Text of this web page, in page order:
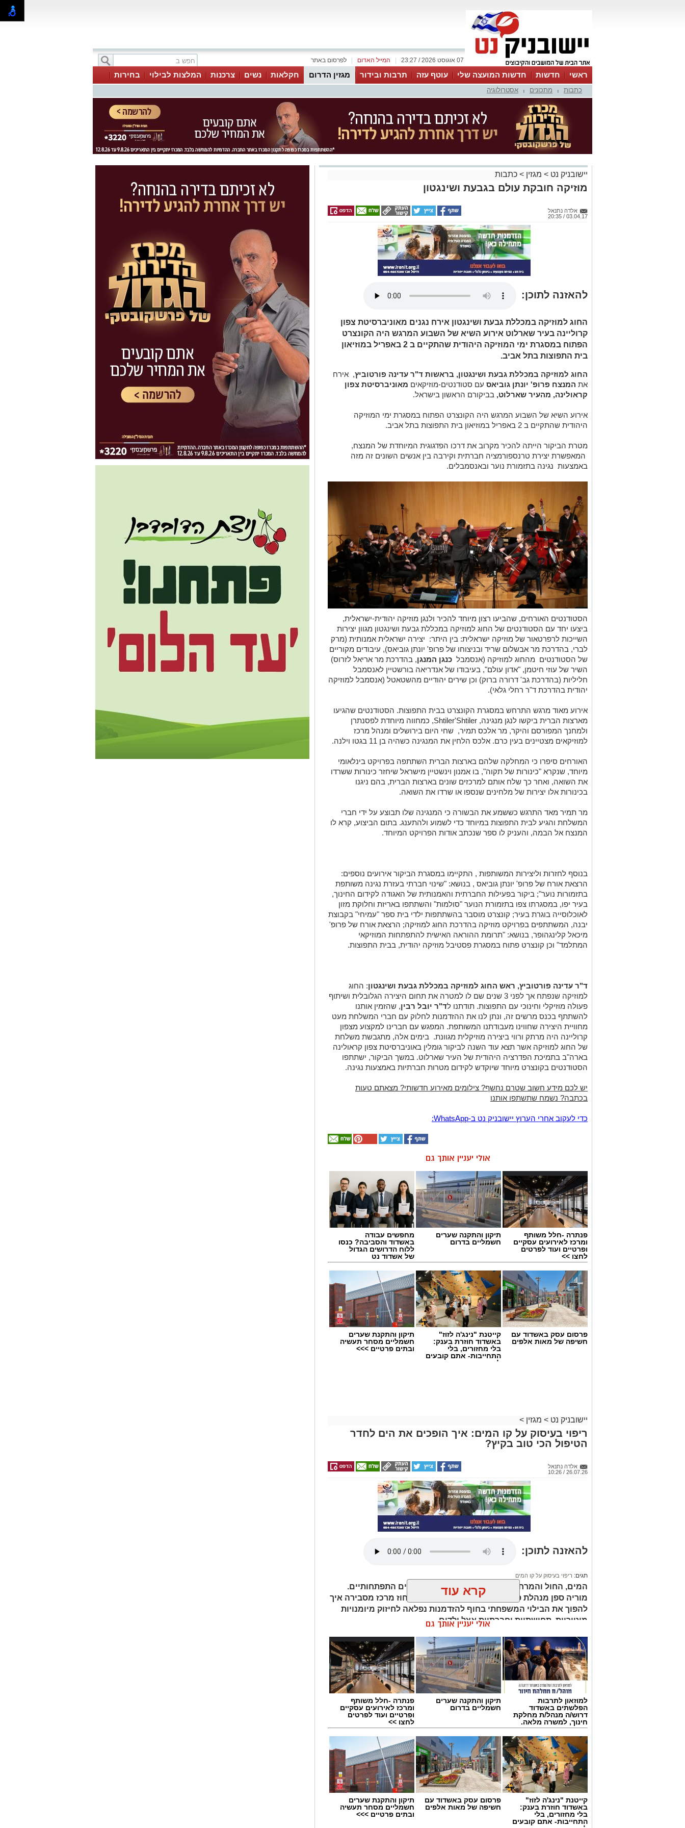
לפרסום באתר המייל האדום 07 אוגוסט 2026 / 23:27
ראשי חדשות חדשות המועצה שלי עוטף עזה תרבות ובידור מגזין הדרום חקלאות נשים צרכנות המלצות לבילוי
בחירות
אינדקס עסקים
לוח טיפים והמלצות כתבות מתכונים אסטרולוגיה
יישובניק נט > מגזין > כתבות
מוזיקה חובקת עולם בגבעת ושינגטון
אלדה נתנאל
03.04.17 / 20:35
להאזנה לתוכן:
החוג למוזיקה במכללת גבעת ושינגטון אירח נגנים מאוניברסיטת צפון
קרוליינה בעיר שארלוט אירוע השיא של השבוע המרגש היה הקונצרט
הפתוח במסגרת ימי המוזיקה היהודית שהתקיים ב 2 באפריל במוזיאון
בית התפוצות בתל אביב.
החוג למוזיקה במכללת גבעת ושינגטון, בראשות ד"ר עדינה פורטוביץ, אירח
את המנצח פרופ' יונתן גוביאס עם סטודנטים-מוזיקאים מאוניברסיטת צפון
קראולינה, מהעיר שארלוט, בביקורם הראשון בישראל.
אירוע השיא של השבוע המרגש היה הקונצרט הפתוח במסגרת ימי המוזיקה
היהודית שהתקיים ב 2 באפריל במוזיאון בית התפוצות בתל אביב.
מטרת הביקור הייתה להכיר מקרוב את דרכו הפדגוגית המיוחדת של המנצח,
המאפשרת יצירת טרנספורמציה חברתית וקירבה בין אנשים השונים זה מזה
באמצעות נגינה בתזמורת נוער ובאנסמבלים.
הסטודנטים האורחים, שהביעו רצון מיוחד להכיר ולנגן מוזיקה יהודית-ישראלית,
ביצעו יחד עם הסטודנטים של החוג למוזיקה במכללת גבעת ושינגטון מגוון יצירות
השייכות לרפרטאור של מוזיקה ישראלית: בין היתר: יצירה ישראלית אמנותית (מרק
לברי, בהדרכת מר אבשלום שריד ובניצוחו של פרופ' יונתן גוביאס), עיבודים מקוריים
של הסטודנטים מהחוג למוזיקה (אנסמבל כנגן המנגן, בהדרכת מר אריאל לזרוס)
השיר של עוזי חיטמן, "אדון עולם", בעיבודו של אנדריאה בורשטיין לאנסמבל
חליליות (בהדרכת גב' דרורה ברוק) וכן שירים יהודיים מהשטאטל (אנסמבל למוזיקה
יהודית בהדרכת ד"ר רחלי גלאי).
אירוע מאוד מרגש התרחש במסגרת הקונצרט בבית התפוצות. הסטודנטים שהגיעו
מארצות הברית ביקשו לנגן מנגינה, Shtiler'Shtiler, כמחווה מיוחדת לפסנתרן
ולמחנך המפורסם והיקר, מר אלכס תמיר, שחי היום בירושלים ומנהל מרכז
למוזיקאים מצטיינים בעין כרם. אלכס הלחין את המנגינה כשהיה בן 11 בגטו וילנה.
האורחים סיפרו כי המחלקה שלהם בארצות הברית השתתפה בפרויקט בינלאומי
מיוחד, שנקרא "כינורות של תקוה", בו אמנון וינשטיין מישראל שיחזר כינורות ששרדו
את השואה, ואחר כך שלח אותם למרכזים שונים בארצות הברית, בהם ניגנו
בכינורות אלו יצירות של מלחינים שנספו או שרדו את השואה.
מר תמיר מאד התרגש כששמע את הבשורה כי המנגינה שלו תבוצע על ידי חברי
המשלחת והגיע לבית התפוצות במיוחד כדי לשמוע ולהתענג. בתום הביצוע, קרא לו
המנצח אל הבמה, והעניק לו ספר שנכתב אודות הפרויקט המיוחד.
בנוסף לחזרות וליצירות המשותפות , התקיימו במסגרת הביקור אירועים נוספים:
הרצאת אורח של פרופ' יונתן גוביאס , בנושא: "שינוי חברתי בעזרת נגינה משותפת
בתזמורות נוער"; ביקור בפעילות החברתית והאמנותית של האגודה לקידום החינוך,
בעיר יפו, במסגרתו צפו בתזמורת הנוער "סולמות" והשתתפו באריזת וחלוקת מזון
לאוכלוסייה בוגרת בעיר; קונצרט מוסבר בהשתתפות ילדי בית ספר "עמיחי" בקבוצת
יבנה, המשתתפים בפרויקט מוזיקה בהדרכת החוג למוזיקה; הרצאת אורח של פרופ'
מיכאל קלינגהופר, בנושא: "תרומת ההוראה האישית להתפתחות המוזיקאי
המתלמד" וכן קונצרט פתוח במסגרת פסטיבל מוזיקה יהודית, בבית התפוצות.
ד"ר עדינה פורטוביץ, ראש החוג למוזיקה במכללת גבעת ושינגטון: החוג
למוזיקה שנפתח אך לפני 3 שנים שם לו למטרה את תחום היצירה הגלובלית ושיתוף
פעולה מוזיקלי וחינוכי עם התפוצות. תודתנו לד"ר יובל רבין, שהזמין אותנו
להשתתף בכנס מרשים זה, ונתן לנו את ההזדמנות לחלוק עם חברי המשלחת מעט
מחוויית היצירה שחווינו מעבודתנו המשותפת. המפגש עם חברינו למקצוע מצפון
קרוליינה היה מרתק ורווי ביצירה מוזיקלית מגוונת. בימים אלה, מתגבשת משלחת
של החוג למוזיקה אשר תצא עוד השנה לביקור גומלין באוניברסיטת צפון קראולינה
בארה"ב בתמיכת הפדרציה היהודית של העיר שארלוט. במשך הביקור, ישתתפו
הסטודנטים בקונצרט מיוחד שיוקדש לקידום מטרות חברתיות באמצעות נגינה.
יש לכם מידע חשוב שטרם נחשף? צילומים מאירוע חדשותי? מצאתם טעות
בכתבה? נשמח שתשתפו אותנו
‏כדי לעקוב אחרי הערוץ יישובניק נט ב-WhatsApp:‏‏‏
אולי יעניין אותך גם
פנתרה -חלל משותף
ומרכז לאירועים עסקיים
ופרטיים ועוד לפרטים
לחצו >>
תיקון והתקנה שערים
חשמליים בדרום
מחפשים עבודה
באשדוד והסביבה? כנסו
ללוח הדרושים הגדול
של אשדוד נט
פרסום עסק באשדוד עם
חשיפה של מאות אלפים
קייטנת "נינג'ה לזוז"
באשדוד חוזרת בענק:
בלי מחזורים, בלי
התחייבות- אתם קובעים
לכמה ואיזה ימים
תיקון והתקנת שערים
חשמליים מסחר תעשיה
ובתים פרטיים >>>
יישובניק נט > מגזין >
ריפוי בעיסוק על קו המים: איך הופכים את הים לחדר
הטיפול הכי טוב בקיץ?
אלדה נתנאל
26.07.26 / 10:26
להאזנה לתוכן:
תגים: ריפוי בעיסוק על קו המים
המים, החול והמרחב הפתוח מציעים שפע של גירויים התפתחותיים.
מוריה ספן מנהלת סקטור הריפוי בעיסוק בכללית מחוז מרכז מסבירה איך
להפוך את הבילוי המשפחתי בחוף להזדמנות נפלאה לחיזוק מיומנויות
מוטוריות, תחושתיות וחברתיות אצל ילדים.
קרא עוד
אולי יעניין אותך גם
למוזאון לתרבות
הפלשתים באשדוד
דרוש/ה מנהל/ת מחלקת
חינוך, למשרה מלאה.
תיקון והתקנה שערים
חשמליים בדרום
פנתרה -חלל משותף
ומרכז לאירועים עסקיים
ופרטיים ועוד לפרטים
לחצו >>
קייטנת "נינג'ה לזוז"
באשדוד חוזרת בענק:
בלי מחזורים, בלי
התחייבות- אתם קובעים
פרסום עסק באשדוד עם
חשיפה של מאות אלפים
תיקון והתקנת שערים
חשמליים מסחר תעשיה
ובתים פרטיים >>>